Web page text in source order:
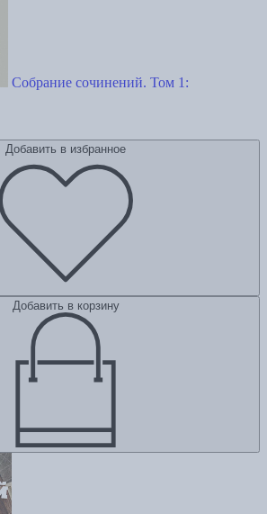
Собрание сочинений. Том 1:
Добавить в избранное
Добавить в корзину